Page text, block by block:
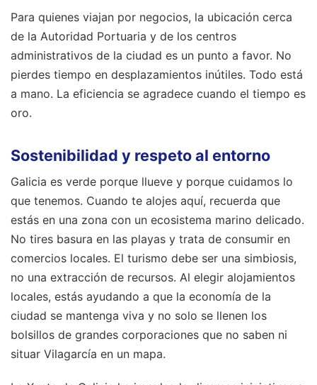
Para quienes viajan por negocios, la ubicación cerca
de la Autoridad Portuaria y de los centros
administrativos de la ciudad es un punto a favor. No
pierdes tiempo en desplazamientos inútiles. Todo está
a mano. La eficiencia se agradece cuando el tiempo es
oro.
Sostenibilidad y respeto al entorno
Galicia es verde porque llueve y porque cuidamos lo
que tenemos. Cuando te alojes aquí, recuerda que
estás en una zona con un ecosistema marino delicado.
No tires basura en las playas y trata de consumir en
comercios locales. El turismo debe ser una simbiosis,
no una extracción de recursos. Al elegir alojamientos
locales, estás ayudando a que la economía de la
ciudad se mantenga viva y no solo se llenen los
bolsillos de grandes corporaciones que no saben ni
situar Vilagarcía en un mapa.